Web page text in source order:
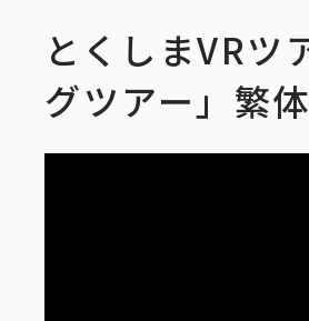
とくしまVRツ
グツアー」繁